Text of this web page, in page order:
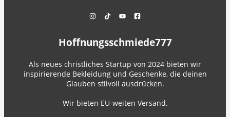
Hoffnungsschmiede777
Als neues christliches Startup von 2024 bieten wir
inspirierende Bekleidung und Geschenke, die deinen
Glauben stilvoll ausdrücken.
Wir bieten EU-weiten Versand.